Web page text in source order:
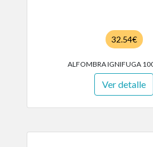
32.54€
ALFOMBRA IGNIFUGA
Ver detalle